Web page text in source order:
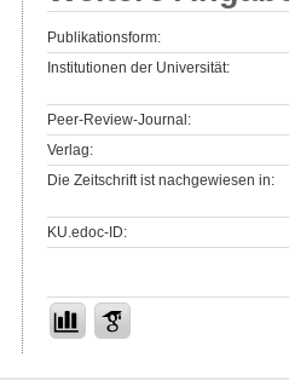
Publikationsform:
Institutionen der Universität:
Peer-Review-Journal:
Verlag:
Die Zeitschrift ist nachgewiesen in:
KU.edoc-ID: